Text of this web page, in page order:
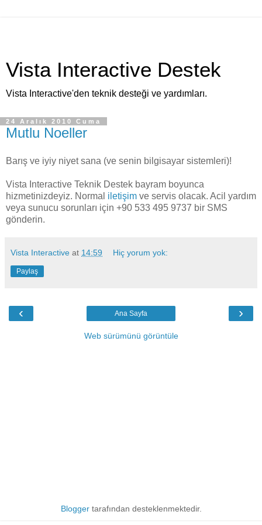
Vista Interactive Destek
Vista Interactive'den teknik desteği ve yardımları.
24 Aralık 2010 Cuma
Mutlu Noeller
Barış ve iyiy niyet sana (ve senin bilgisayar sistemleri)!
Vista Interactive Teknik Destek bayram boyunca
hizmetinizdeyiz. Normal iletişim ve servis olacak. Acil yardım
veya sunucu sorunları için +90 533 495 9737 bir SMS
gönderin.
Vista Interactive at 14:59 Hiç yorum yok:
Paylaş
‹ ›
Ana Sayfa
Web sürümünü görüntüle
Bloggertarafından desteklenmektedir.